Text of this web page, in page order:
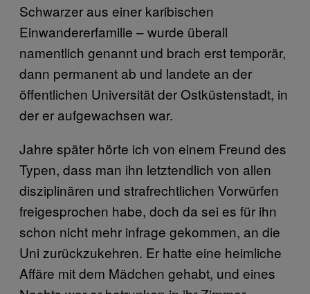
Schwarzer aus einer karibischen
Einwandererfamilie – wurde überall
namentlich genannt und brach erst temporär,
dann permanent ab und landete an der
öffentlichen Universität der Ostküstenstadt, in
der er aufgewachsen war.
Jahre später hörte ich von einem Freund des
Typen, dass man ihn letztendlich von allen
disziplinären und strafrechtlichen Vorwürfen
freigesprochen habe, doch da sei es für ihn
schon nicht mehr infrage gekommen, an die
Uni zurückzukehren. Er hatte eine heimliche
Affäre mit dem Mädchen gehabt, und eines